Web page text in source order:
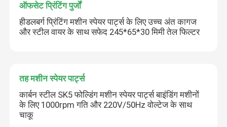
ऑफसेट प्रिंटिंग पुर्जों
हीडलबर्ग प्रिंटिंग मशीन स्पेयर पार्ट्स के लिए उच्च अंत कागज
और स्टील वायर के साथ सफेद 245*65*30 मिमी तेल फिल्टर
तह मशीन स्पेयर पार्ट्स
कार्बन स्टील SK5 फोल्डिंग मशीन स्पेयर पार्ट्स बाइंडिंग मशीनों
के लिए 1000rpm गति और 220V/50Hz वोल्टेज के साथ
चाकू